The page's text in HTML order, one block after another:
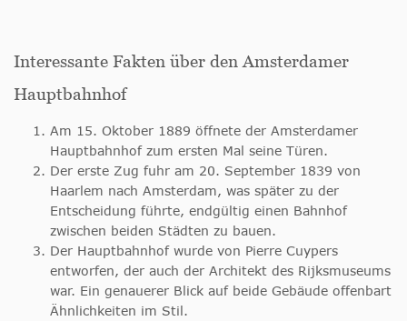
Interessante Fakten über den Amsterdamer
Hauptbahnhof
Am 15. Oktober 1889 öffnete der Amsterdamer
Hauptbahnhof zum ersten Mal seine Türen.
Der erste Zug fuhr am 20. September 1839 von
Haarlem nach Amsterdam, was später zu der
Entscheidung führte, endgültig einen Bahnhof
zwischen beiden Städten zu bauen.
Der Hauptbahnhof wurde von Pierre Cuypers
entworfen, der auch der Architekt des Rijksmuseums
war. Ein genauerer Blick auf beide Gebäude offenbart
Ähnlichkeiten im Stil.